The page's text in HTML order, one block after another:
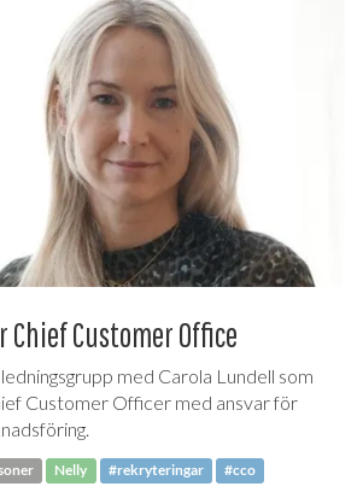
Customer Office
med Carola Lundell som
Customer Officer med ansvar för
Nelly #rekryteringar #cco